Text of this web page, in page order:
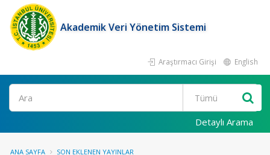
Akademik Veri Yönetim Sistemi
Araştırmacı Girişi English
Ara
Detaylı Arama
ANA SAYFA SON EKLENEN YAYINLAR